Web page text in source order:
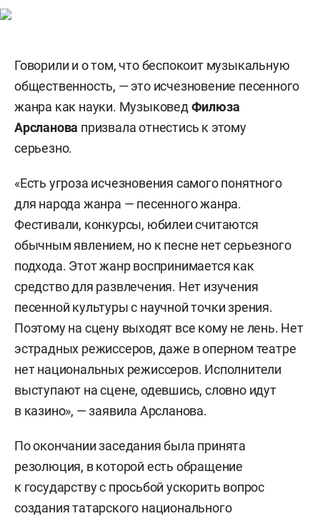
Говорили и о том, что беспокоит музыкальную
общественность, — это исчезновение песенного
жанра как науки. Музыковед Филюза
Арсланова призвала отнестись к этому
серьезно.
«Есть угроза исчезновения самого понятного
для народа жанра — песенного жанра.
Фестивали, конкурсы, юбилеи считаются
обычным явлением, но к песне нет серьезного
подхода. Этот жанр воспринимается как
средство для развлечения. Нет изучения
песенной культуры с научной точки зрения.
Поэтому на сцену выходят все кому не лень. Нет
эстрадных режиссеров, даже в оперном театре
нет национальных режиссеров. Исполнители
выступают на сцене, одевшись, словно идут
в казино», — заявила Арсланова.
По окончании заседания была принята
резолюция, в которой есть обращение
к государству с просьбой ускорить вопрос
создания татарского национального